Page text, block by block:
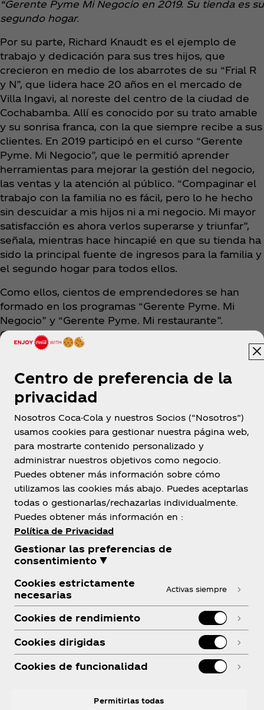
“Gerente Pyme Mi Negocio en 2019. Su tienda es su
segundo hogar.
Por su parte, Richard Knaudt es el ejemplo de
trabajo y dedicación para sus tres hijos, que
crecieron en medio de los abarrotes de su “Frial R
y N”, que lidera hace 20 años en el mercado de
Villa Ingavi, al noreste del centro de la ciudad de
Cochabamba. Allí es conocido por su trato amable
y su sonrisa franca, con la que siempre recibe a sus
clientes. En 2019 participó en el curso “Gerente
Pyme. Mi Negocio”, que le permitió aprender
herramientas para mejorar la gestión del negocio,
las ventas y la atención al público. “Compaginar el
trabajo con la familia no es fácil, pero lo he hecho
sin descuidar a mis hijos ni a mi negocio. Mi mayor
satisfacción es ahora verlos superarse y triunfar”,
señala, mientras hace hincapié en que su tienda ha
sido la principal fuente de ingresos para la familia y
el segundo hogar para todos ellos.
Como ellos, cientos de emprendedores se han
formado en los programas “Gerente Pyme. Mi
Negocio” y “Gerente Pyme. Mi restaurante”.
Celebramos su espíritu de superación y el ejemplo
que transmiten a sus hijos, y los felicitamos en su
Bolivia
Sobre Nosotros
¿Necesitas ayuda?
Legal
Centro de preferencia de la
privacidad
Nosotros Coca-Cola y nuestros Socios (“Nosotros”)
usamos cookies para gestionar nuestra página web,
para mostrarte contenido personalizado y
administrar nuestros objetivos como negocio.
Puedes obtener más información sobre cómo
utilizamos las cookies más abajo. Puedes aceptarlas
todas o gestionarlas/rechazarlas individualmente.
Puedes obtener más información en :
Política de Privacidad
Gestionar las preferencias de
consentimiento ▼
Cookies estrictamente
necesarias
Activas siempre
Cookies de rendimiento
Cookies dirigidas
Cookies de funcionalidad
Permitirlas todas